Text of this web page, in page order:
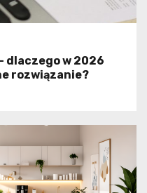
dlaczego w 2026
rozwiązanie?